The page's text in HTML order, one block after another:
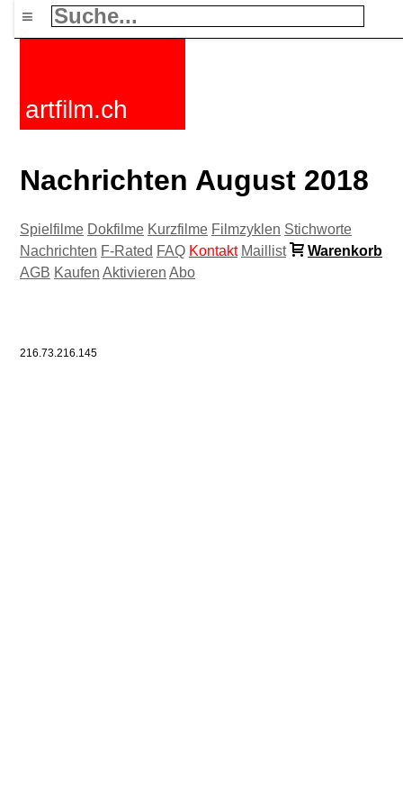
≡
artfilm.ch
Nachrichten August 2018
Spielfilme Dokfilme Kurzfilme Filmzyklen Stichworte
Nachrichten F-Rated FAQ Kontakt Maillist
Warenkorb
AGB Kaufen Aktivieren Abo
216.73.216.145